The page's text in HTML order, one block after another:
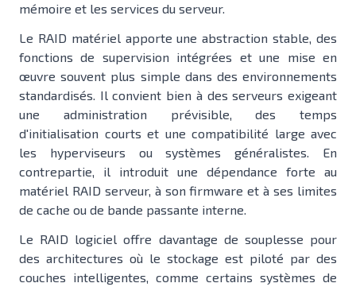
mémoire et les services du serveur.
Le RAID matériel apporte une abstraction stable, des
fonctions de supervision intégrées et une mise en
œuvre souvent plus simple dans des environnements
standardisés. Il convient bien à des serveurs exigeant
une administration prévisible, des temps
d'initialisation courts et une compatibilité large avec
les hyperviseurs ou systèmes généralistes. En
contrepartie, il introduit une dépendance forte au
matériel RAID serveur, à son firmware et à ses limites
de cache ou de bande passante interne.
Le RAID logiciel offre davantage de souplesse pour
des architectures où le stockage est piloté par des
couches intelligentes, comme certains systèmes de